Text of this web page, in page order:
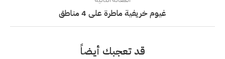
غيوم خريفية ماطرة على 4 مناطق
قد تعجبك أيضاً